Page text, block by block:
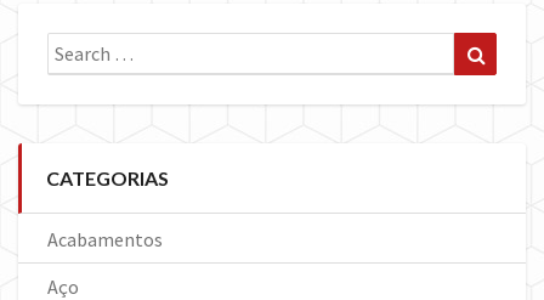
Search
for:
CATEGORIAS
Acabamentos
Aço